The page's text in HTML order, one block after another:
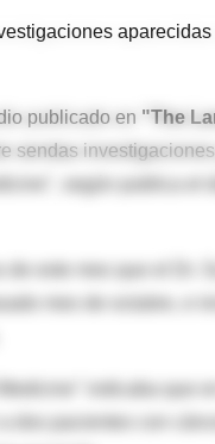
aparecidas
publicado en "The
sendas
según publica el
este mes que el Dr.
mes de octubre, e
indicaba que
dos pacientes con